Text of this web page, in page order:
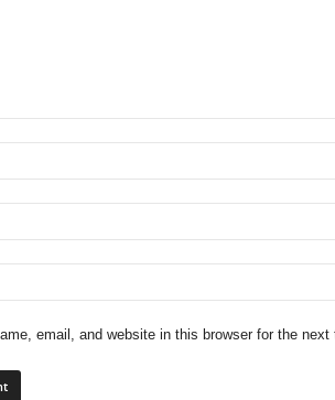
email, and website in this browser for the